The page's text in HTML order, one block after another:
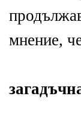
мнение,